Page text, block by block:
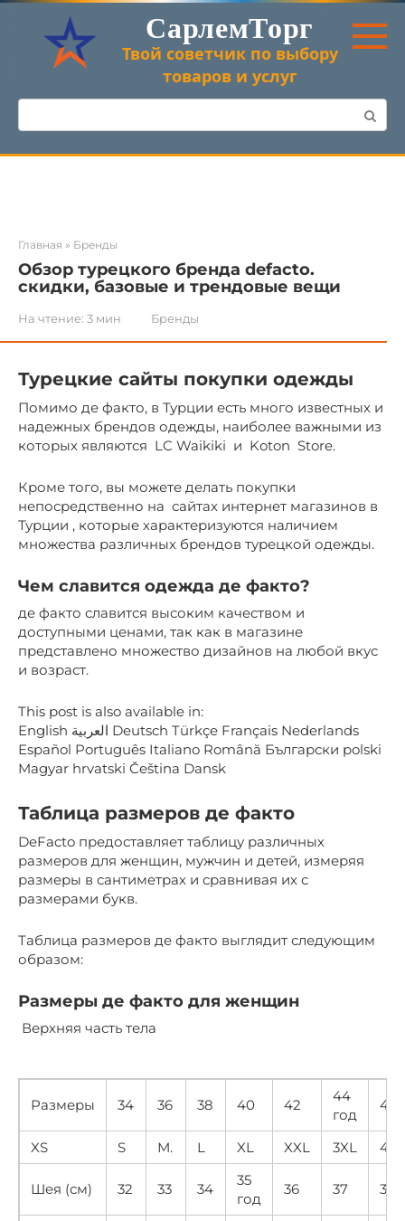
Перейти
контенту
СарлемТорг
Твой советчик по выбору
товаров и услуг
Поиск:
Главная » Бренды
Обзор турецкого бренда defacto.
скидки, базовые и трендовые вещи
На чтение: 3 мин Бренды
Турецкие сайты покупки одежды
Помимо де факто, в Турции есть много известных и
надежных брендов одежды, наиболее важными из
которых являются LC Waikiki и Koton Store.
Кроме того, вы можете делать покупки
непосредственно на сайтах интернет магазинов в
Турции , которые характеризуются наличием
множества различных брендов турецкой одежды.
Чем славится одежда де факто?
де факто славится высоким качеством и
доступными ценами, так как в магазине
представлено множество дизайнов на любой вкус
и возраст.
This post is also available in:
English العربية Deutsch Türkçe Français Nederlands
Español Português Italiano Română Български polski
Magyar hrvatski Čeština Dansk
Таблица размеров де факто
DeFacto предоставляет таблицу различных
размеров для женщин, мужчин и детей, измеряя
размеры в сантиметрах и сравнивая их с
размерами букв.
Таблица размеров де факто выглядит следующим
образом:
Размеры де факто для женщин
Верхняя часть тела
Размеры 34 36 38 40 42
44
год
46
XS S М. L XL XXL 3XL 4XL
Шея (см) 32 33 34
35
год
36 37 38